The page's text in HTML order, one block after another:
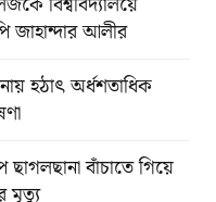
জাহান্দার আলীর
হঠাৎ অর্ধশতাধিক
ছাগলছানা বাঁচাতে গিয়ে
মৃত্যু